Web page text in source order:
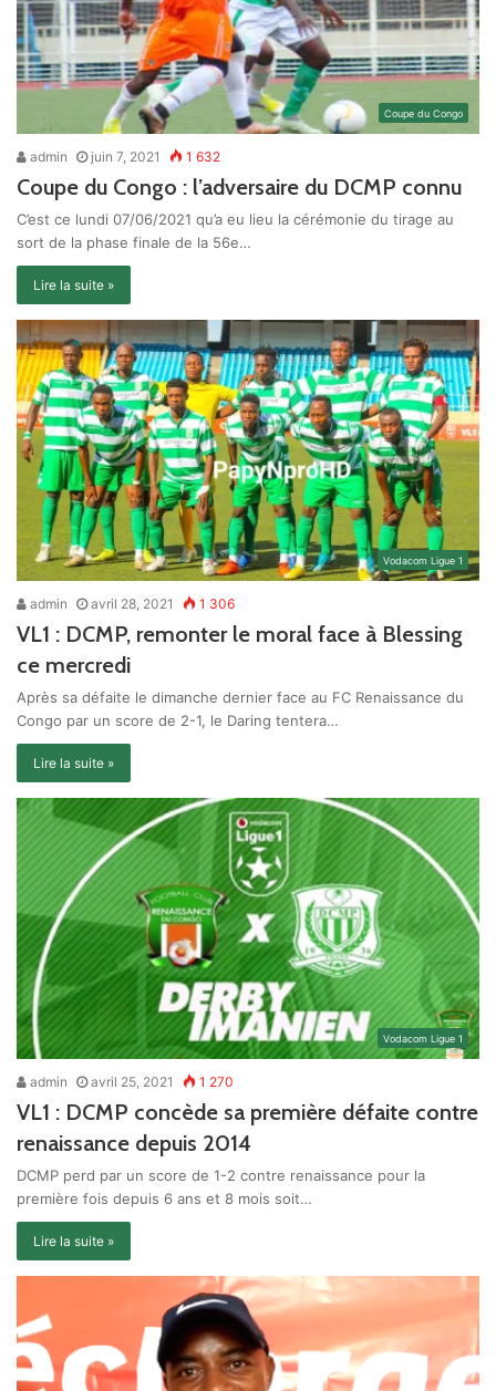
Coupe du Congo
admin juin 7, 2021 1 632
Coupe du Congo : l’adversaire du DCMP connu
C’est ce lundi 07/06/2021 qu’a eu lieu la cérémonie du tirage au
sort de la phase finale de la 56e…
Lire la suite »
Vodacom Ligue 1
admin avril 28, 2021 1 306
VL1 : DCMP, remonter le moral face à Blessing
ce mercredi
Après sa défaite le dimanche dernier face au FC Renaissance du
Congo par un score de 2-1, le Daring tentera…
Lire la suite »
Vodacom Ligue 1
admin avril 25, 2021 1 270
VL1 : DCMP concède sa première défaite contre
renaissance depuis 2014
DCMP perd par un score de 1-2 contre renaissance pour la
première fois depuis 6 ans et 8 mois soit…
Lire la suite »